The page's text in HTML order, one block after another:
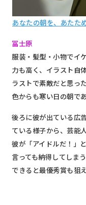
あなたの朝を、あたた
冨士原
服装・髪型・小物でイ
力も高く、イラスト自
ラストで素敵だと思っ
色からも寒い日の朝で
後ろに彼が出ている広
ている様子から、芸能
彼が「アイドルだ！」
言っても納得してしま
できると最優秀賞も狙